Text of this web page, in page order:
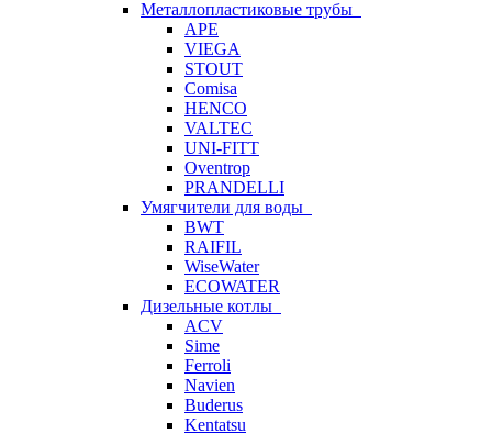
Металлопластиковые трубы
APE
VIEGA
STOUT
Comisa
HENCO
VALTEC
UNI-FITT
Oventrop
PRANDELLI
Умягчители для воды
BWT
RAIFIL
WiseWater
ECOWATER
Дизельные котлы
ACV
Sime
Ferroli
Navien
Buderus
Kentatsu